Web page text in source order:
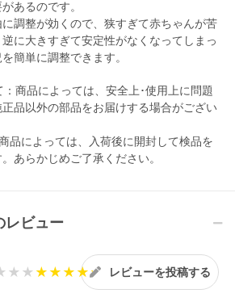
あるのです。
調整が効くので、狭すぎて赤ちゃんが苦
に大きすぎて安定性がなくなってしまっ
簡単に調整できます。
商品によっては、安全上･使用上に問題
品以外の部品をお届けする場合がござい
品によっては、入荷後に開封して検品を
あらかじめご了承ください。
レビュー
レビューを投稿する